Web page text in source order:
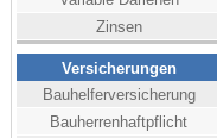
Zinsen
Versicherungen
Bauhelferversicherung
Bauherrenhaftpflicht